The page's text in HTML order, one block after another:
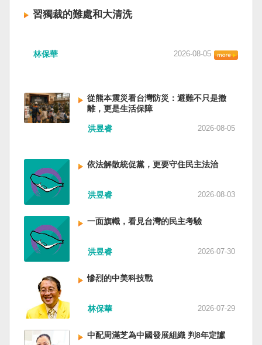
來台也是中國僑民或台灣新住民、新國民，而不
國民養成過程的教育被教導成一個虛構的大國，
北相連，四面海域環抱，是島嶼國度不是大陸國
家。 一九四五年八一五，台灣人在祖國的迷惘與
迷障中做了錯誤的選擇，不只造成台灣集體命運
好好建構我們尚未正常化的國家。台灣是小而
美、豐裕而堅強，在太平洋西南海域，一個閃亮
的國家。 中國啊！請獨立於台灣之外吧！如果在
意收拾「中華民國」這個你們立鑄為繼承之國碑
銘的國號，台灣也會尊重歷史，對殘餘中國做歷
史的了結，寫下句點。生活在台灣的人們應共同
起造一個對「中國」不構成侵權的新國家，開啟
歷史的新樂章。歷史不會重來，但提供教訓。
次彰顯這份聲明的立場，很榮幸代表台灣人民接
受IPAC的聲明，台灣會給予堅定的支持，共同捍
更透過跨國鎮壓手段，對世界各國人民進行政治
延」 賴清德表示，面對中國威權主義不斷擴張，
紅色恐怖正在世界各地蔓延，今年論壇主題聚焦
討論全球的民主韌性、灰帶侵擾的因應聯防，以
及非紅供應鏈的重塑，更加反映出台灣在國際社
任。 賴清德表示，當今台灣的民主成就受到國際
的肯定，面對中國「民促法」的威脅，台灣不會
接受統戰滲透和紅色恐怖、不會坐視中國將壓迫
黑手伸進台灣，或任何自由國家與地區。 賴清德
禦、責任分擔」，並將持續提升國防力量、強化
全社會防衛韌性，增進國際合作，凝聚最大的力
量，確保印太區域的和平穩定；台灣也將善用
AI、半導體、資通訊等高科技產業優勢，串聯民
主夥伴，一起打造「非紅供應鏈」，來強化經濟
韌性，讓彼此的國家更安全更繁榮。 最後，賴清
德說，台灣是民主自由的燈塔，也是印太和平的
重要基石，即使威權主義威脅及全球新興挑戰不
斷，台灣有堅定的意志，確保民主燈塔永明，自
由基石永固。
習獨裁的難處和大清洗
中全會。本來以為在七月上海的AI全球大會以
不見了，改為「加快、加強」。從奇技淫巧改為
「適應不同群體消費需求擴大優質供給」。顯然
七月中國官方的經濟數字，製造業採購經理人指
數PMI，由六月的五十．三％大幅滑落至四十九．
五十％榮枯線，加上非製造業和綜合PMI產出指數
三大核心指標同步跌穿榮枯線，習近平的梭哈
（孤注一擲）失敗，在會議文件上不得不兩處承
認「困難」。 一處是「有效應對各種外部衝擊和
的困難挑戰」。其後各段落所說的例如公平競
爭、就業、三農、天災等都是。而「常態化解決
企業帳款拖欠問題」，更暴露企業之間拖欠已經
是常態化。近三十年前的「三角債」是不是復活
了？企業發薪給員工當然也拖欠。 另外有兩處提
到「兜牢基層『三保』底線」和「抓好『一老一
小』服務保障」，社會保險系統也出了問題。 後
段有一句「推動各級領導幹部以更加昂揚向上的
精氣神，不斷創造高質量發展新業績」。不懂什
麼是「精氣神」，還以為是假文件，是新時代習
林保華 2026-08-05
從熊本震災看台灣防災：避難不只是撤
離，更是生活保障
洪昱睿 2026-08-05
依法解散統促黨，更要守住民主法治
洪昱睿 2026-08-03
一面旗幟，看見台灣的民主考驗
洪昱睿 2026-07-30
慘烈的中美科技戰
林保華 2026-07-29
中配周滿芝為中國發展組織 判8年定讞